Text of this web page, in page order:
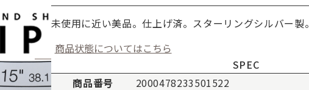
未使用に近い美品。仕上げ済。スターリングシルバー製。
商品状態についてはこちら
SPEC
商品番号
2000478233501522